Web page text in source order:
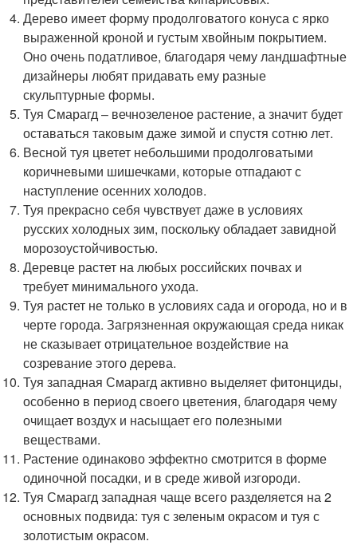
Дерево имеет форму продолговатого конуса с ярко
выраженной кроной и густым хвойным покрытием.
Оно очень податливое, благодаря чему ландшафтные
дизайнеры любят придавать ему разные
скульптурные формы.
Туя Смарагд – вечнозеленое растение, а значит будет
оставаться таковым даже зимой и спустя сотню лет.
Весной туя цветет небольшими продолговатыми
коричневыми шишечками, которые отпадают с
наступление осенних холодов.
Туя прекрасно себя чувствует даже в условиях
русских холодных зим, поскольку обладает завидной
морозоустойчивостью.
Деревце растет на любых российских почвах и
требует минимального ухода.
Туя растет не только в условиях сада и огорода, но и в
черте города. Загрязненная окружающая среда никак
не сказывает отрицательное воздействие на
созревание этого дерева.
Туя западная Смарагд активно выделяет фитонциды,
особенно в период своего цветения, благодаря чему
очищает воздух и насыщает его полезными
веществами.
Растение одинаково эффектно смотрится в форме
одиночной посадки, и в среде живой изгороди.
Туя Смарагд западная чаще всего разделяется на 2
основных подвида: туя с зеленым окрасом и туя с
золотистым окрасом.